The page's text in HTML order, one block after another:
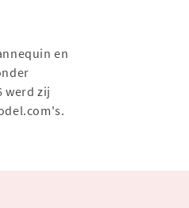
en
werd zij